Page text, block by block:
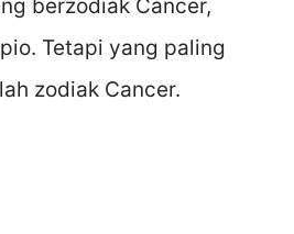
berzodiak Cancer,
Tetapi yang paling
zodiak Cancer.